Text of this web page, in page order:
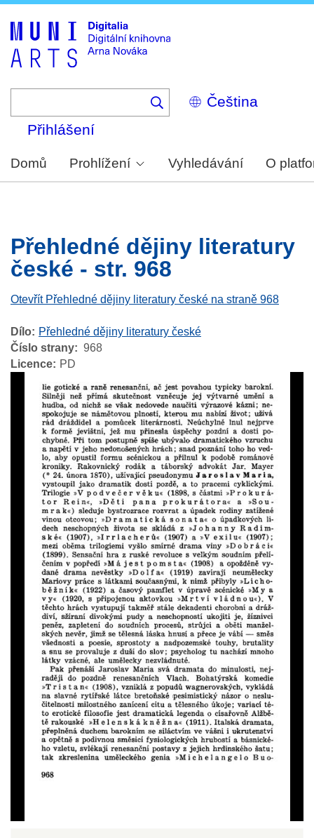
Select
your
Přihlášení
Domů Prohlížení Vyhledávání O
Přehledné dějiny literatury
české - str. 968
Otevřít Přehledné dějiny literatury české na straně 968
Dílo
Přehledné dějiny literatury české
Číslo strany
968
Licence
PD